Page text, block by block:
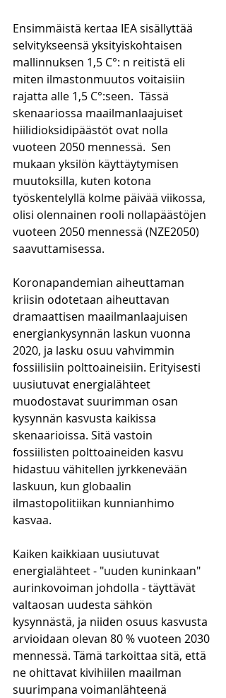
Ensimmäistä kertaa IEA sisällyttää
selvitykseensä yksityiskohtaisen
mallinnuksen 1,5 C°: n reitistä eli
miten ilmastonmuutos voitaisiin
rajatta alle 1,5 C°:seen.  Tässä
skenaariossa maailmanlaajuiset
hiilidioksidipäästöt ovat nolla
vuoteen 2050 mennessä.  Sen
mukaan yksilön käyttäytymisen
muutoksilla, kuten kotona
työskentelyllä kolme päivää viikossa,
olisi olennainen rooli nollapäästöjen
vuoteen 2050 mennessä (NZE2050)
saavuttamisessa.
Koronapandemian aiheuttaman
kriisin odotetaan aiheuttavan
dramaattisen maailmanlaajuisen
energiankysynnän laskun vuonna
2020, ja lasku osuu vahvimmin
fossiilisiin polttoaineisiin. Erityisesti
uusiutuvat energialähteet
muodostavat suurimman osan
kysynnän kasvusta kaikissa
skenaarioissa. Sitä vastoin
fossiilisten polttoaineiden kasvu
hidastuu vähitellen jyrkkenevään
laskuun, kun globaalin
ilmastopolitiikan kunnianhimo
kasvaa.
Kaiken kaikkiaan uusiutuvat
energialähteet - "uuden kuninkaan"
aurinkovoiman johdolla - täyttävät
valtaosan uudesta sähkön
kysynnästä, ja niiden osuus kasvusta
arvioidaan olevan 80 % vuoteen 2030
mennessä. Tämä tarkoittaa sitä, että
ne ohittavat kivihiilen maailman
suurimpana voimanlähteenä